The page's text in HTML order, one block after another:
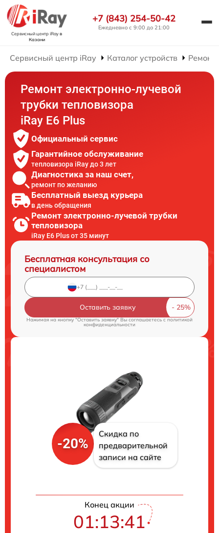
Сервисный центр iRayв
Казани
+7 (843) 254-50-42
Ежедневно с 9:00 до 21:00
Сервисный центр iRay Каталог устройств Ремонт
Ремонт электронно-лучевой
трубки тепловизора
iRay E6 Plus
Официальный сервис
Гарантийное обслуживание
тепловизора iRay до 3 лет
Диагностика за наш счет,
ремонт по желанию
Бесплатный выезд курьера
в день обращения
Ремонт электронно-лучевой трубки
тепловизора
iRay E6 Plus от 35 минут
Бесплатная консультация со
специалистом
Оставить заявку
Нажимая на кнопку "Оставить заявку" Вы соглашаетесь cполитикой
конфиденциальности
-20%
Скидка по
предварительной
записи на сайте
Конец акции
01:13:41